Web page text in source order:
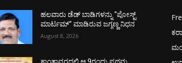
ಹಲವಾರು ಡೆಡ್ ಬಾಡಿಗಳನ್ನು “ಪೋಸ್ಟ್
ಮಾರ್ಟಮ್” ಮಾಡಿರುವ ಜಗ್ಗಣ್ಣ ನಿಧನ
August 8, 2026